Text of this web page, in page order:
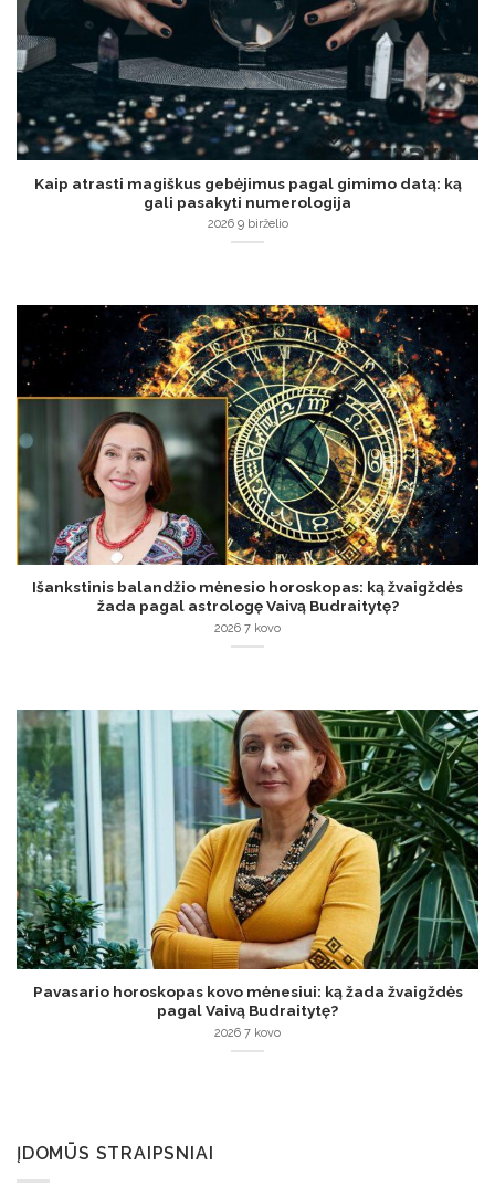
Kaip atrasti magiškus gebėjimus pagal gimimo datą: ką
gali pasakyti numerologija
2026 9 birželio
Išankstinis balandžio mėnesio horoskopas: ką žvaigždės
žada pagal astrologę Vaivą Budraitytę?
2026 7 kovo
Pavasario horoskopas kovo mėnesiui: ką žada žvaigždės
pagal Vaivą Budraitytę?
2026 7 kovo
ĮDOMŪS STRAIPSNIAI